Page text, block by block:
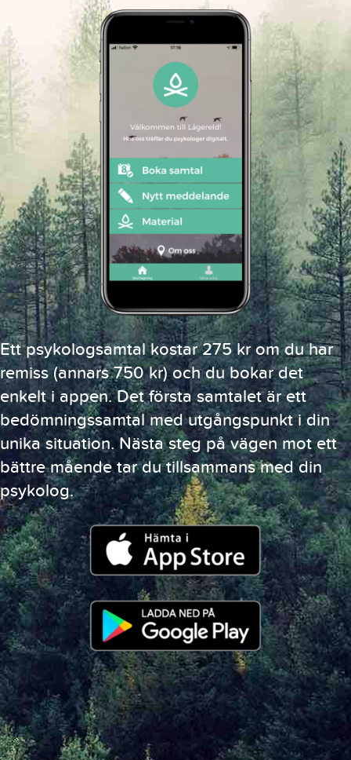
Ett psykologsamtal kostar 275 kr om du har
remiss (annars 750 kr) och du bokar det
enkelt i appen. Det första samtalet är ett
bedömningssamtal med utgångspunkt i din
unika situation.Nästa steg på vägen mot ett
bättre mående tar du tillsammans med din
psykolog.